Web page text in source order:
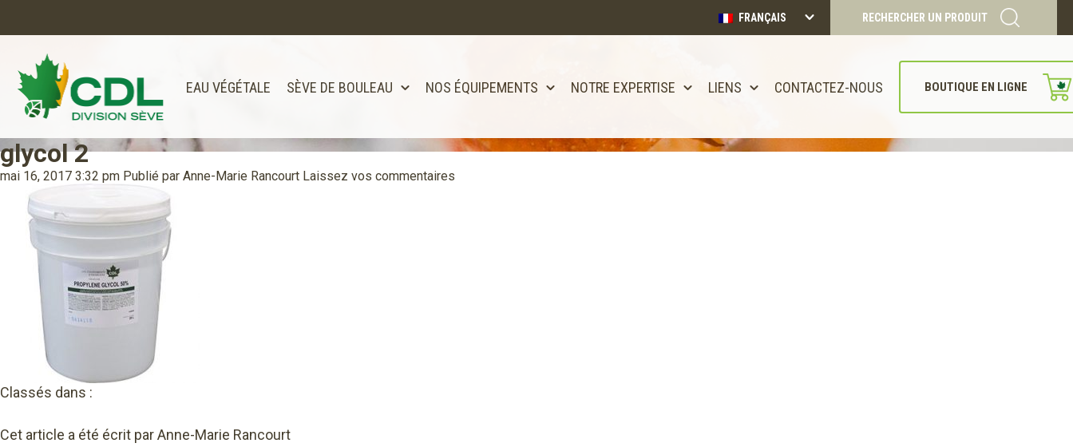
FRANÇAIS RECHERCHER UN PRODUIT
EAU VÉGÉTALE SÈVE DE BOULEAU NOS ÉQUIPEMENTS NOTRE EXPERTISE LIENS CONTACTEZ-NOUS BOUTIQUE EN LIGNE
Notre site d'achats en ligne sera bientôt disponible!!
Merci de votre compréhension.
CONTINUER
glycol 2
mai 16, 2017 3:32 pm Publié par Anne-Marie Rancourt Laissez vos commentaires
Classés dans :
Cet article a été écrit par Anne-Marie Rancourt